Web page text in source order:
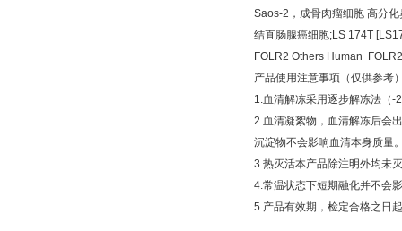
Saos-2 ，成骨肉瘤细胞 高分化
结直肠腺癌细胞;LS 174T
FOLR2 Others Human
产品使用注意事项（仅供参考
1.血清解冻采用逐步解冻法（-
2.血清凝絮物，血清解冻后会
沉淀物不会影响血清本身质量
3.热灭活本产品除注明外均未
4.常温状态下短期融化并不会
5.产品有效期，检定合格之日